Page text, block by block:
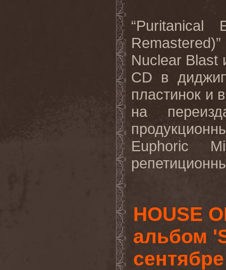
“Puritanical
Remastered
Nuclear Blast
CD
в
пластинок и
на
Euphoric
HOUSE
альбом
сентябре